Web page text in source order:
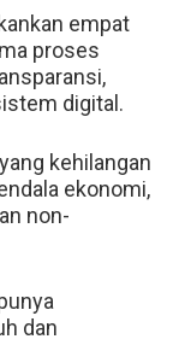
empat
proses
digital.
kehilangan
ekonomi,
non-
dan